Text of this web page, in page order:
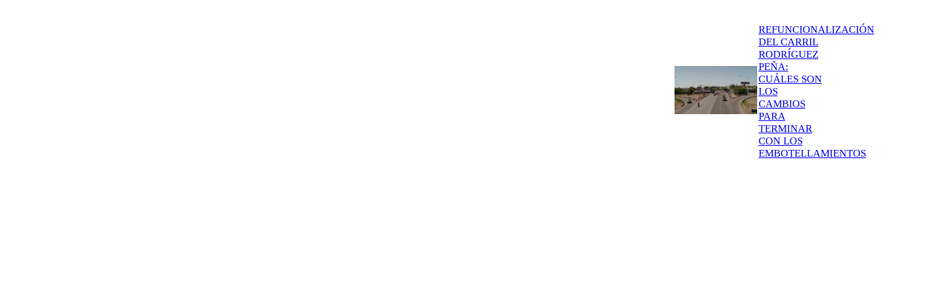
REFUNCIONALIZACIÓN
DEL CARRIL
RODRÍGUEZ
PEÑA:
CUÁLES SON
LOS
CAMBIOS
PARA
TERMINAR
CON LOS
EMBOTELLAMIENTOS